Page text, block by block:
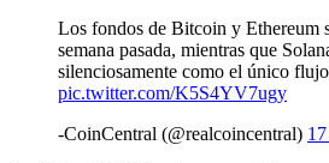
Los fondos de Bitcoin y Ethereum
semana pasada, mientras que
silenciosamente como el único
pic.twitter.com/K5S4YV7ugy
-CoinCentral (@realcoincentral)